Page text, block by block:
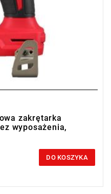
zakrętarka
wyposażenia,
DO KOSZYKA